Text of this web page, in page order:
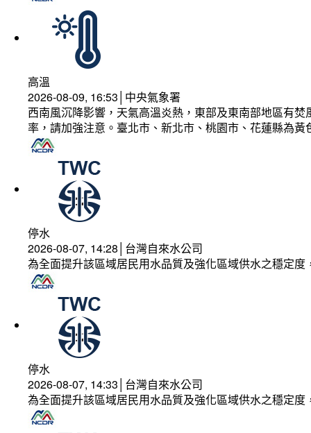
高溫
2026-08-09, 16:53│中央氣象署
西南風沉降影響，天氣高溫炎熱，東部及東南部地區有
率，請加強注意。臺北市、新北市、桃園市、花蓮縣為
停水
2026-08-07, 14:28│台灣自來水公司
為全面提升該區域居民用水品質及強化區域供水之穩定
停水
2026-08-07, 14:33│台灣自來水公司
為全面提升該區域居民用水品質及強化區域供水之穩定